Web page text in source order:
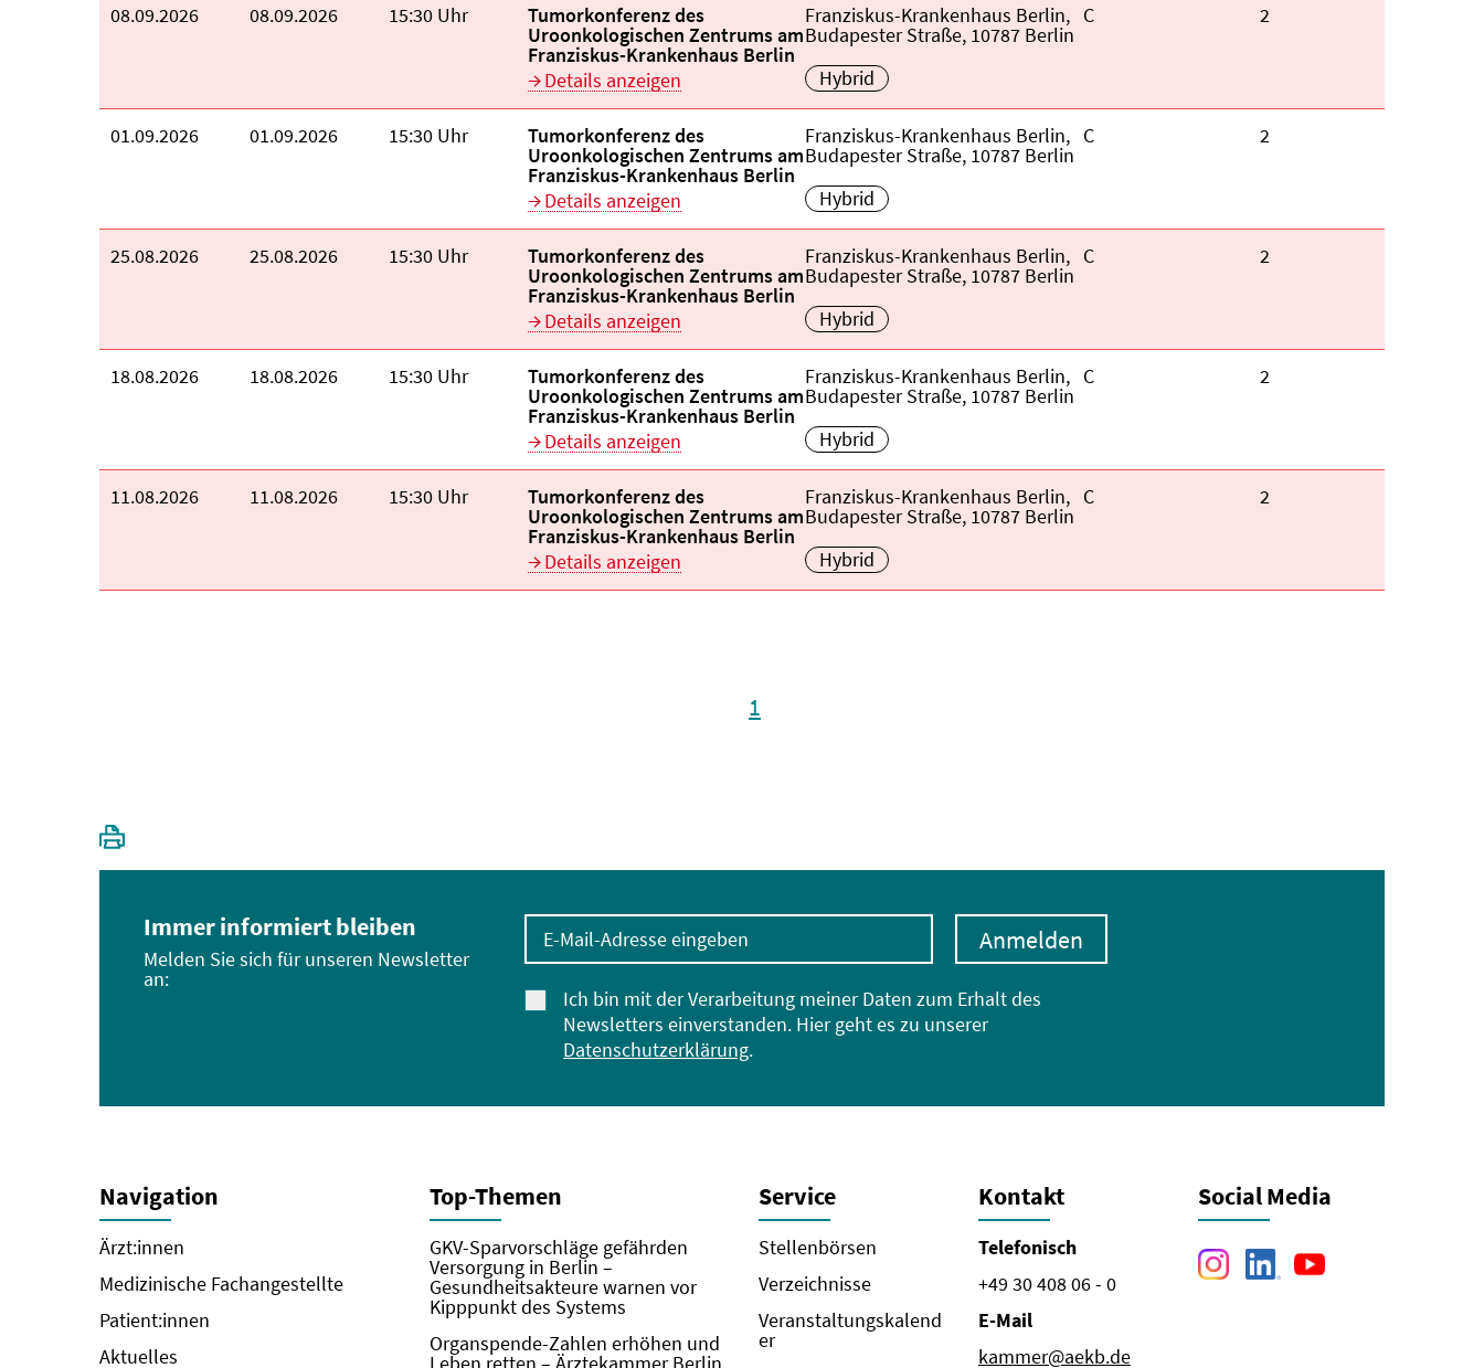
Beginn:
08.09.2026 Ende:
08.09.2026 Uhrzeit:
15:30 Uhr Veranstaltungstitel:
Tumorkonferenz des
Uroonkologischen Zentrums am
Franziskus-Krankenhaus Berlin
Details anzeigen
Veranstaltungsort:
Franziskus-Krankenhaus Berlin,
Budapester Straße, 10787 Berlin
Hybrid
Kategorie:
C Fortbildungspunkte:
2
Beginn:
01.09.2026 Ende:
01.09.2026 Uhrzeit:
15:30 Uhr Veranstaltungstitel:
Tumorkonferenz des
Uroonkologischen Zentrums am
Franziskus-Krankenhaus Berlin
Details anzeigen
Veranstaltungsort:
Franziskus-Krankenhaus Berlin,
Budapester Straße, 10787 Berlin
Hybrid
Kategorie:
C Fortbildungspunkte:
2
Beginn:
25.08.2026 Ende:
25.08.2026 Uhrzeit:
15:30 Uhr Veranstaltungstitel:
Tumorkonferenz des
Uroonkologischen Zentrums am
Franziskus-Krankenhaus Berlin
Details anzeigen
Veranstaltungsort:
Franziskus-Krankenhaus Berlin,
Budapester Straße, 10787 Berlin
Hybrid
Kategorie:
C Fortbildungspunkte:
2
Beginn:
18.08.2026 Ende:
18.08.2026 Uhrzeit:
15:30 Uhr Veranstaltungstitel:
Tumorkonferenz des
Uroonkologischen Zentrums am
Franziskus-Krankenhaus Berlin
Details anzeigen
Veranstaltungsort:
Franziskus-Krankenhaus Berlin,
Budapester Straße, 10787 Berlin
Hybrid
Kategorie:
C Fortbildungspunkte:
2
Beginn:
11.08.2026 Ende:
11.08.2026 Uhrzeit:
15:30 Uhr Veranstaltungstitel:
Tumorkonferenz des
Uroonkologischen Zentrums am
Franziskus-Krankenhaus Berlin
Details anzeigen
Veranstaltungsort:
Franziskus-Krankenhaus Berlin,
Budapester Straße, 10787 Berlin
Hybrid
Kategorie:
C Fortbildungspunkte:
2
1
Immer informiert bleiben
Melden Sie sich für unseren Newsletter
an:
E-Mail-Adresse eingeben
Ich bin mit der Verarbeitung meiner Daten zum Erhalt des
Newsletters einverstanden. Hier geht es zu unserer
Datenschutzerklärung.
Anmelden
Navigation
Ärzt:innen
Medizinische Fachangestellte
Patient:innen
Aktuelles
Top-Themen
GKV-Sparvorschläge gefährden
Versorgung in Berlin –
Gesundheitsakteure warnen vor
Kipppunkt des Systems
Organspende-Zahlen erhöhen und
Leben retten – Ärztekammer Berlin
Service
Stellenbörsen
Verzeichnisse
Veranstaltungskalend
er
Kontakt
Telefonisch
+49 30 408 06 - 0
E-Mail
kammer@aekb.de
Social Media